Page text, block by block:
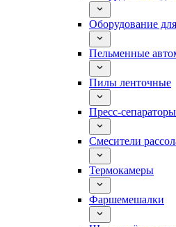
Оборудование
Пельменные
Пилы ленточные
Пресс-сепараторы
Смесители
Термокамеры
Фаршемешалки